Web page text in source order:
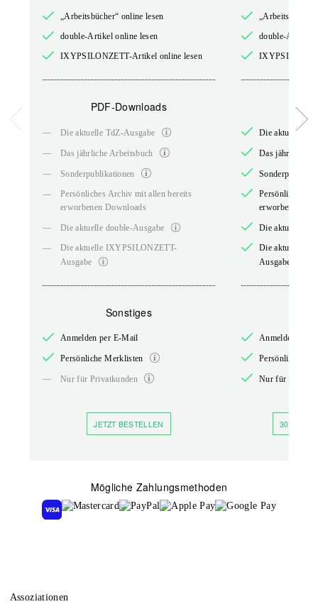
„Arbeitsbücher“ online lesen
double-Artikel online lesen
IXYPSILONZETT-Artikel online lesen
PDF-Downloads
— Die aktuelle TdZ-Ausgabe
— Das jährliche Arbeitsbuch
— Sonderpublikationen
—
Persönliches Archiv mit allen bereits
erworbenen Downloads
— Die aktuelle double-Ausgabe
—
Die aktuelle IXYPSILONZETT-
Ausgabe
Sonstiges
Anmelden per E-Mail
Persönliche Merklisten
— Nur für Privatkunden
JETZT BESTELLEN
double-Artikel
Die aktuelle
Das jährliche
Persönliches
erworbenen
Die aktuelle
Die aktuelle
Ausgabe
Anmelden per
Persönliche
Nur für
30 TAGE
Mögliche Zahlungsmethoden
Assoziationen